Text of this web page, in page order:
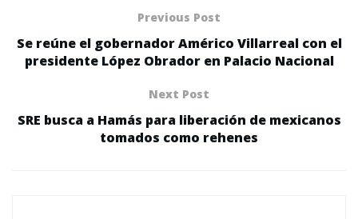
Previous Post
Se reúne el gobernador Américo Villarreal con el
presidente López Obrador en Palacio Nacional
Next Post
SRE busca a Hamás para liberación de mexicanos
tomados como rehenes